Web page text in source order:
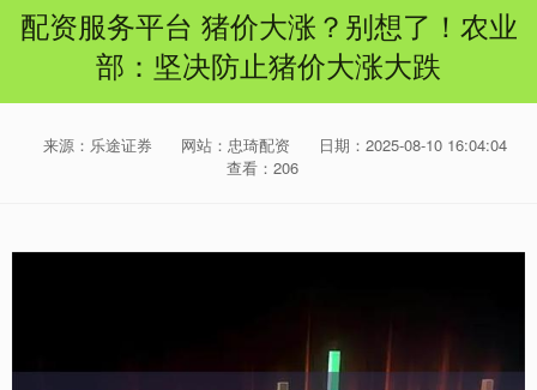
配资服务平台 猪价大涨？别想了！农业
部：坚决防止猪价大涨大跌
来源：乐途证券 网站：忠琦配资
日期：2025-08-10 16:04:04
查看：206